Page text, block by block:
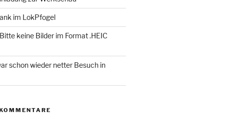
im LokPfogel
keine Bilder im Format .HEIC
schon wieder netter Besuch in